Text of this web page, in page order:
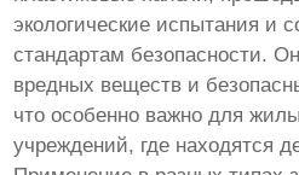
экологические испытания и
стандартам безопасности.
вредных веществ и
что особенно важно для
учреждений, где находятся